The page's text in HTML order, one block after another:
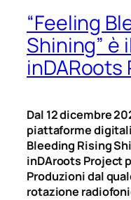
“Feeling
Shining” è
inDARoots
Dal 12 dicembre
piattaforme
Bleeding Rising
inDAroots Project
Produzioni dal
rotazione